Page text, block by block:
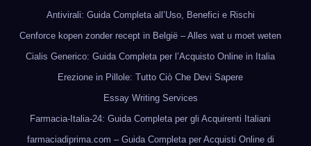
Antivirali: Guida Completa all’Uso, Benefici e Rischi
Cenforce kopen zonder recept in België – Alles wat u moet weten
Cialis Generico: Guida Completa per l’Acquisto Online in Italia
Erezione in Pillole: Tutto Ciò Che Devi Sapere
Essay Writing Services
Farmacia-Italia-24: Guida Completa per gli Acquirenti Italiani
farmaciadiprima.com – Guida Completa per Acquisti Online di